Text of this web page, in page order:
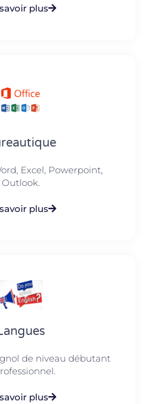
plus
Excel, Powerpoint,
Outlook.​
plus
de niveau débutant
plus